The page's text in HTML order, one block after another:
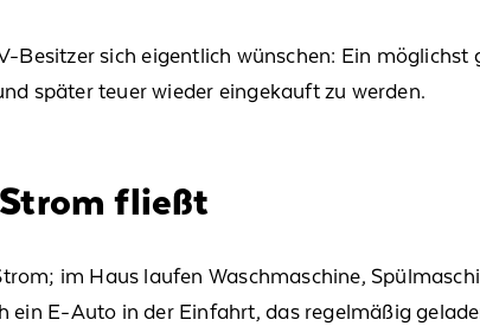
Besitzer sich eigentlich wünschen: Ein möglichst
später teuer wieder eingekauft zu werden.
fließt
; im Haus laufen Waschmaschine,
ein E-Auto in der Einfahrt, das regelmäßig